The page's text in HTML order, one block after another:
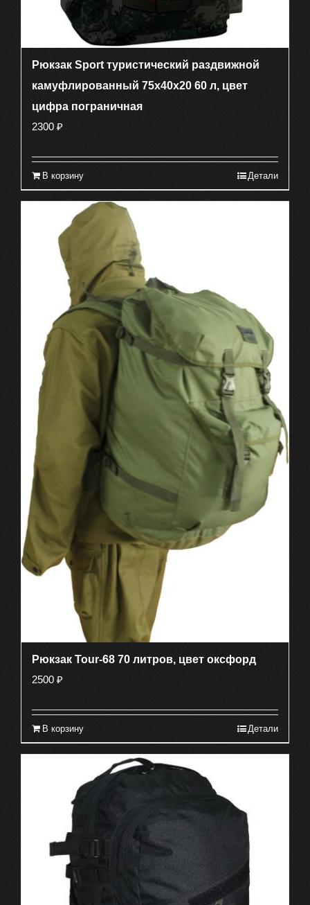
Рюкзак Sport туристический раздвижной
камуфлированный 75х40х20 60 л, цвет
цифра пограничная
2300 ₽
В корзину Детали
Рюкзак Tour-68 70 литров, цвет оксфорд
2500 ₽
В корзину Детали